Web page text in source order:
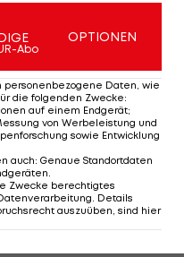
Abo
OPTIONEN
personenbezogene Daten, wie
die folgenden Zwecke:
auf einem Endgerät;
von Werbeleistung und
sowie Entwicklung
auch: Genaue Standortdaten
.
Zwecke berechtigtes
Details
auszuüben, sind hier